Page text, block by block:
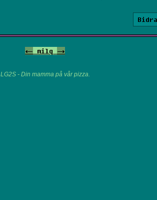
<- milq ->
LG2S - Din mamma på vår pizza.